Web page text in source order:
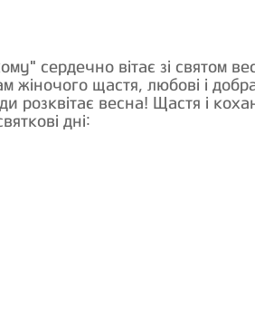
сердечно вітає зі святом
жіночого щастя, любові і
розквітає весна! Щастя і
дні: